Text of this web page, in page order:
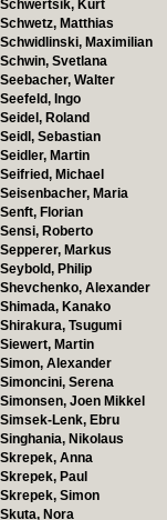
Schwertsik, Kurt
Schwetz, Matthias
Schwidlinski, Maximilian
Schwin, Svetlana
Seebacher, Walter
Seefeld, Ingo
Seidel, Roland
Seidl, Sebastian
Seidler, Martin
Seifried, Michael
Seisenbacher, Maria
Senft, Florian
Sensi, Roberto
Sepperer, Markus
Seybold, Philip
Shevchenko, Alexander
Shimada, Kanako
Shirakura, Tsugumi
Siewert, Martin
Simon, Alexander
Simoncini, Serena
Simonsen, Joen Mikkel
Simsek-Lenk, Ebru
Singhania, Nikolaus
Skrepek, Anna
Skrepek, Paul
Skrepek, Simon
Skuta, Nora